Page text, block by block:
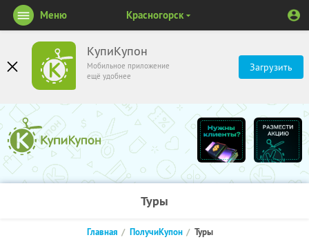
КупиКупон
Мобильное приложение
ещё удобнее
Загрузить
Меню Красногорск
Туры
Главная ПолучиКупон Туры